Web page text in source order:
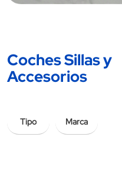
Coches Sillas y
Accesorios
Tipo Marca